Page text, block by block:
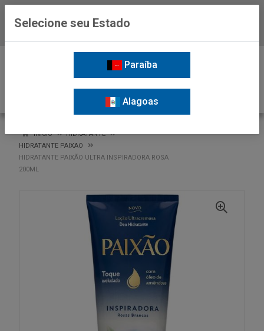
INÍCIO
HIDRATANTE
HIDRATANTE PAIXAO
HIDRATANTE PAIXÃO ULTRA INSPIRADORA ROSA
200ML
Selecione seu Estado
Paraíba
Alagoas